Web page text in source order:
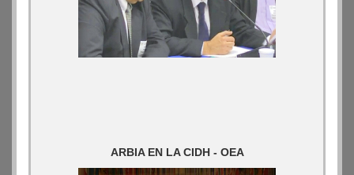
ARBIA EN LA CIDH - OEA